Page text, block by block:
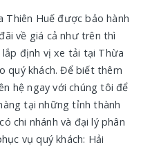
Huế được bảo hành
về giá cả như trên thì
lắp định vị xe tải tại Thừa
quý khách. Để biết thêm
hệ ngay với chúng tôi để
tại những tỉnh thành
chi nhánh và đại lý phân
vụ quý khách: Hải